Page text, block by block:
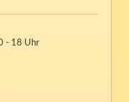
- 18 Uhr